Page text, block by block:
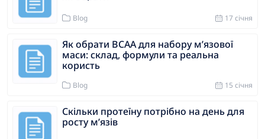
Blog 17 cічня
Як обрати BCAA для набору мʼязової
маси: склад, формули та реальна
користь
Blog 15 cічня
Скільки протеїну потрібно на день для
росту мʼязів